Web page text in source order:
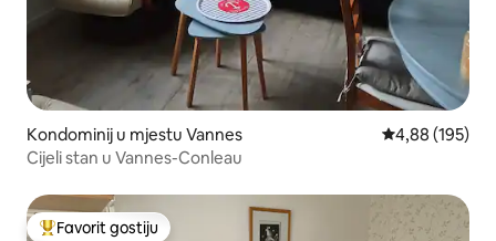
Kondominij u mjestu Vannes Prosječna
4,88 (195)
Cijeli stan u Vannes-Conleau
Favorit gostiju